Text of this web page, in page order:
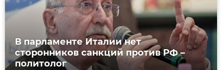
В парламенте Италии нет
сторонников санкций против РФ –
политолог